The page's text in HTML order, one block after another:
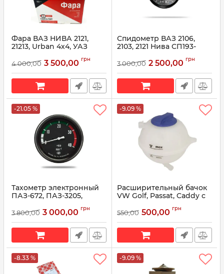
Фара ВАЗ НИВА 2121,
21213, Urban 4х4, УАЗ
3711010-01, 62.3711 (пр-во
Артикул: 21213-3711010-01
4 000,00 3 500,00 грн
Спидометр ВАЗ 2106,
2103, 2121 Нива СП193-
Автоприбор)
Артикул: СП193-3802000
3 000,00 2 500,00 грн
-21.05 %
Тахометр электронный
ПАЗ-672, ПАЗ-3205,
369.3813 (пр-во
Артикул: 369.3813
3 800,00 3 000,00 грн
-9.09 %
Расширительный бачок
VW Golf, Passat, Caddy с
(1H0121407A, 357121407A,
Артикул: ET0002C1
550,00 500,00 грн
-8.33 % -9.09 %